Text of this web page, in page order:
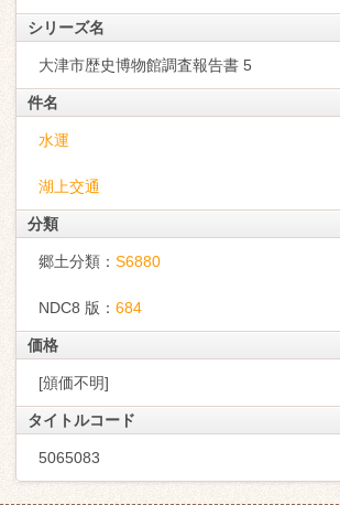
シリーズ名
大津市歴史博物館調査報告書 5
件名
水運
湖上交通
分類
郷土分類： S6880
NDC8 版： 684
価格
[頒価不明]
タイトルコード
5065083